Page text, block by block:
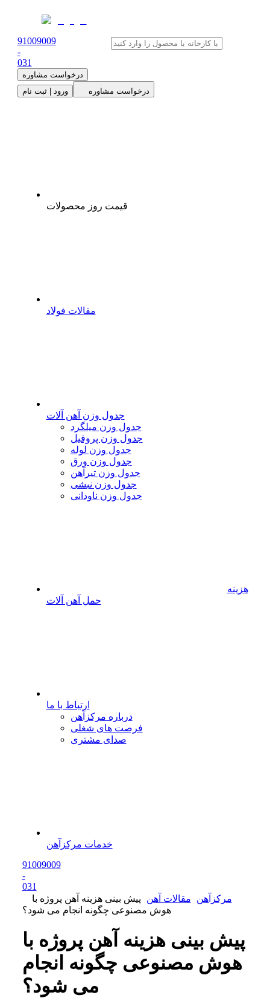
91009009
-
031
درخواست مشاوره
ورود | ثبت نام
درخواست مشاوره
قیمت روز محصولات
مقالات فولاد
جدول وزن آهن آلات
جدول وزن میلگرد
جدول وزن پروفیل
جدول وزن لوله
جدول وزن ورق
جدول وزن تیرآهن
جدول وزن نبشی
جدول وزن ناودانی
هزینه
حمل آهن آلات
ارتباط با ما
درباره مرکزآهن
فرصت های شغلی
صدای مشتری
خدمات مرکزآهن
91009009
-
031
مرکزآهن
مقالات آهن
پیش بینی هزینه آهن پروژه با
هوش مصنوعی چگونه انجام می شود؟
پیش بینی هزینه آهن پروژه با
هوش مصنوعی چگونه انجام
می شود؟